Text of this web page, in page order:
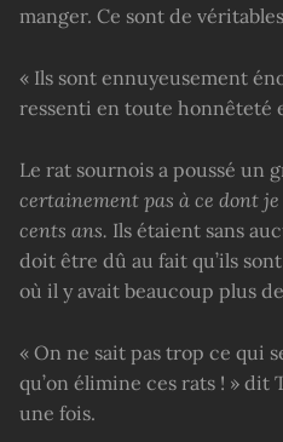
manger. Ce sont de
« Ils sont ennuyeusement
ressenti en toute honnêteté
Le rat sournois a poussé un
certainement pas à ce dont
cents ans. Ils étaient sans
doit être dû au fait qu’ils
où il y avait beaucoup plus
« On ne sait pas trop ce qui
qu’on élimine ces rats ! » dit
une fois.